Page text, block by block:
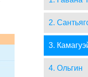
2.
3.
4. Ольгин